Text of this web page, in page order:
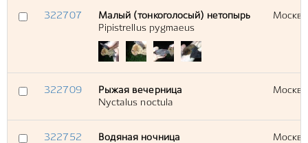
322707
Малый (тонкоголосый) нетопырь
Pipistrellus pygmaeus
322709
Рыжая вечерница
Nyctalus noctula
322752
Водяная ночница